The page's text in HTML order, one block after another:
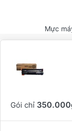
Mực
Gói chỉ